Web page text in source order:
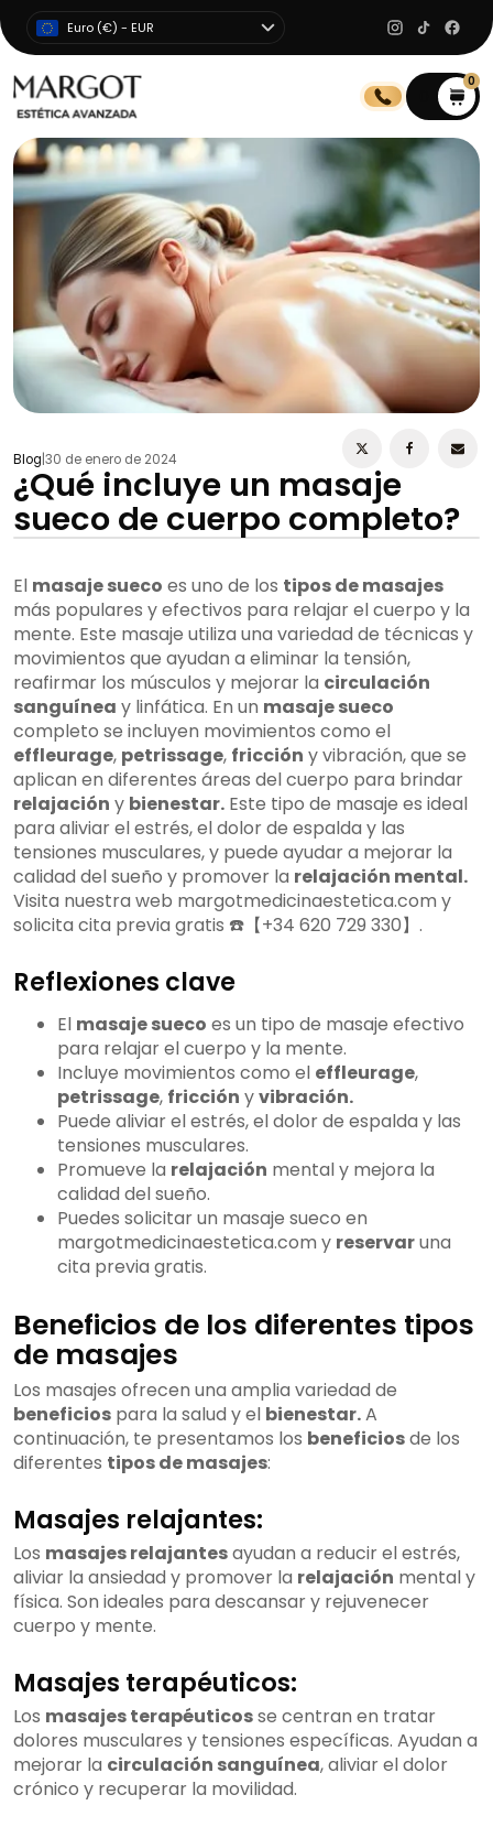
Euro (€) - EUR
0
Blog 30 de enero de 2024
¿Qué incluye un masaje
sueco de cuerpo completo?
El masaje sueco es uno de los tipos de masajes
más populares y efectivos para relajar el cuerpo y la
mente. Este masaje utiliza una variedad de técnicas y
movimientos que ayudan a eliminar la tensión,
reafirmar los músculos y mejorar la circulación
sanguínea y linfática. En un masaje sueco
completo se incluyen movimientos como el
effleurage, petrissage, fricción y vibración, que se
aplican en diferentes áreas del cuerpo para brindar
relajación y bienestar. Este tipo de masaje es ideal
para aliviar el estrés, el dolor de espalda y las
tensiones musculares, y puede ayudar a mejorar la
calidad del sueño y promover la relajación mental.
Visita nuestra web margotmedicinaestetica.com y
solicita cita previa gratis ☎️【+34 620 729 330】.
Reflexiones clave
El masaje sueco es un tipo de masaje efectivo
para relajar el cuerpo y la mente.
Incluye movimientos como el effleurage,
petrissage, fricción yvibración.
Puede aliviar el estrés, el dolor de espalda y las
tensiones musculares.
Promueve la relajación mental y mejora la
calidad del sueño.
Puedes solicitar un masaje sueco en
margotmedicinaestetica.com y reservaruna
cita previa gratis.
Beneficios de los diferentes tipos
de masajes
Los masajes ofrecen una amplia variedad de
beneficios para la salud y el bienestar.A
continuación, te presentamos los beneficiosde los
diferentes tipos de masajes:
Masajes relajantes:
Los masajes relajantesayudan a reducir el estrés,
aliviar la ansiedad y promover la relajación mental y
física. Son ideales para descansar y rejuvenecer
cuerpo y mente.
Masajes terapéuticos:
Los masajes terapéuticosse centran en tratar
dolores musculares y tensiones específicas. Ayudan a
mejorar la circulación sanguínea, aliviar el dolor
crónico y recuperar la movilidad.